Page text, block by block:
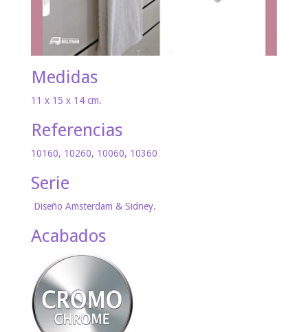
Medidas
11 x 15 x 14 cm.
Referencias
10160, 10260, 10060, 10360
Serie
Diseño Amsterdam & Sidney.
Acabados